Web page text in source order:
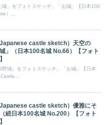
城」をフォトスケッチ。「お城」【日本100
）...
castle sketch）天空の
」（日本100名城 No.66）【フォト
野城」をフォトスケッチ。「お城」【日本
castle sketch）優雅にそ
続日本100名城 No.200）【フォト